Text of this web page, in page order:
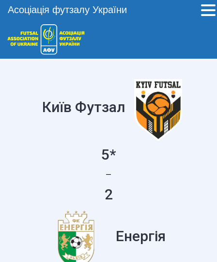
Київ Футзал
5*
—
2
Енергія
Асоціація футзалу України